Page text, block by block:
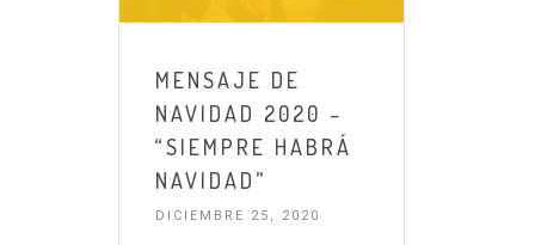
MENSAJE DE
NAVIDAD 2020 –
“SIEMPRE HABRÁ
NAVIDAD”
DICIEMBRE 25, 2020